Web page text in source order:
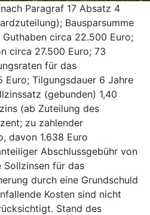
Paragraf 17 Absatz 4
Bausparsumme
circa 22.500 Euro;
circa 27.500 Euro; 73
für das
Euro; Tilgungsdauer 6 Jahre
(gebunden) 1,40
(ab Zuteilung des
zu zahlender
davon 1.638 Euro
Abschlussgebühr von
für das
durch eine Grundschuld
Kosten sind nicht
Stand des